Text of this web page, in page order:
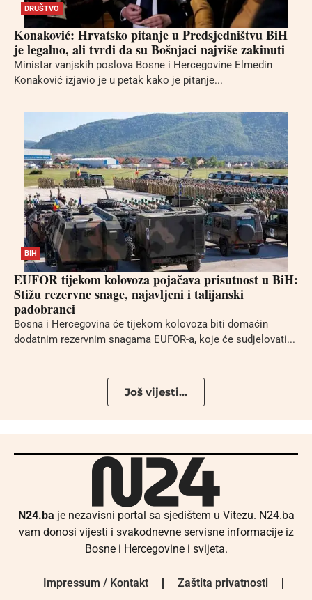
DRUŠTVO
Konaković: Hrvatsko pitanje u Predsjedništvu BiH
je legalno, ali tvrdi da su Bošnjaci najviše zakinuti
Ministar vanjskih poslova Bosne i Hercegovine Elmedin
Konaković izjavio je u petak kako je pitanje...
BIH
EUFOR tijekom kolovoza pojačava prisutnost u BiH:
Stižu rezervne snage, najavljeni i talijanski
padobranci
Bosna i Hercegovina će tijekom kolovoza biti domaćin
dodatnim rezervnim snagama EUFOR-a, koje će sudjelovati...
Još vijesti...
N24.ba je nezavisni portal sa sjedištem u Vitezu. N24.ba
vam donosi vijesti i svakodnevne servisne informacije iz
Bosne i Hercegovine i svijeta.
Impressum / Kontakt Zaštita privatnosti